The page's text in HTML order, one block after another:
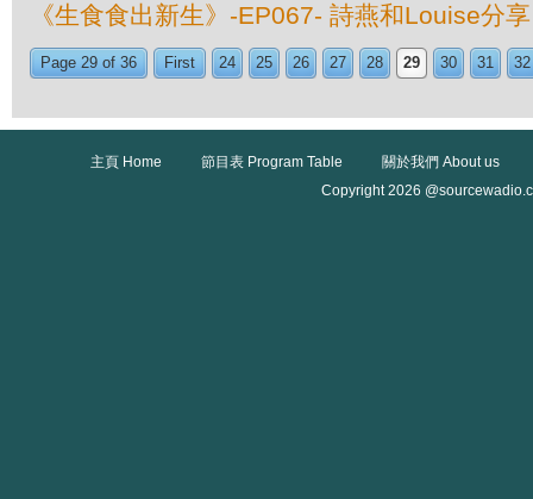
《生食食出新生》-EP067- 詩燕和Louise分
Page 29 of 36 First 24 25 26 27 28 29 30 31 32
主頁 Home 節目表 Program Table
關於我們 About us
Copyright 2026